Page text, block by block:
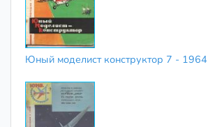
Юный моделист конструктор 7 - 1964